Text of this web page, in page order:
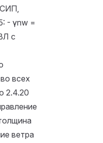
СИП,
- γnw =
с
всех
2.4.20
ветра